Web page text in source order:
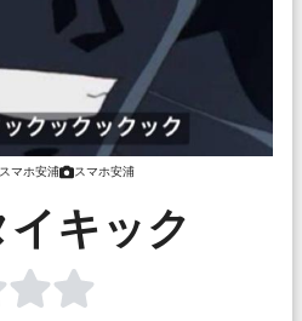
スマホ安浦 スマホ安浦
キック